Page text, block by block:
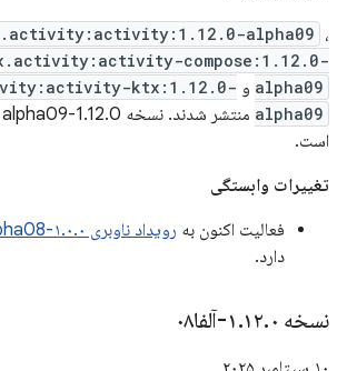
alpha09 ،
compose:1.12.0-
alpha09 و ktx:1.12.0-
alpha09 منتشر شدند. نسخه 1.12.0-alpha09 شامل
است.
تغییرات وابستگی
فعالیت اکنون به رویداد ناوبری ۱.۰.۰-alpha08
دارد.
نسخه ۱ .۱۲.۰-آلفا۰۸